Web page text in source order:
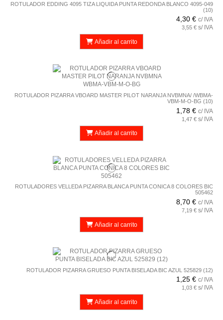
ROTULADOR EDDING 4095 TIZA LIQUIDA PUNTA REDONDA BLANCO 4095-049
(10)
4,30 € c/ IVA
3,55 € s/ IVA
Añadir al carrito
ROTULADOR PIZARRA VBOARD MASTER PILOT NARANJA NVBMNA/ /WBMA-
VBM-M-O-BG (10)
1,78 € c/ IVA
1,47 € s/ IVA
Añadir al carrito
ROTULADORES VELLEDA PIZARRA BLANCA PUNTA CONICA 8 COLORES BIC
505462
8,70 € c/ IVA
7,19 € s/ IVA
Añadir al carrito
ROTULADOR PIZARRA GRUESO PUNTA BISELADA BIC AZUL 525829 (12)
1,25 € c/ IVA
1,03 € s/ IVA
Añadir al carrito